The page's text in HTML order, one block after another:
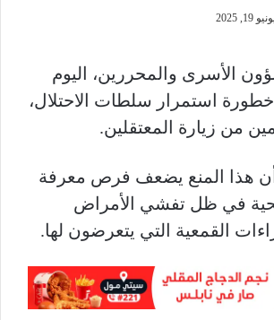
19, 2025
الأسرى والمحررين، اليوم
استمرار سلطات الاحتلال،
من زيارة المعتقلين.
هذا المنع يضعف فرص معرفة
في ظل تفشي الأمراض
القمعية التي يتعرضون لها.